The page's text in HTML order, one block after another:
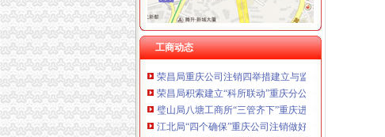
工商动态
南川局重庆公司注销六项措施化商业贿赂理工作
南局重庆代理报税办结三起股权出质登记为企业融资
市重庆分公司注册局认真部署奥运火炬递赞助商广告宣
荣昌局重庆公司注销四举措建立与监管对象联系服务机
荣昌局积索建立“科所联动”重庆分公司注册机制
璧山局八塘工商所“三管齐下”重庆进出口权对市场秩序
江北局“四个确保”重庆公司注销做好灾后食品安全工作
奉节局震期间开展“送法进校园”重庆财务公司活动受好